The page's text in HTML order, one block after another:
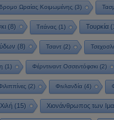
Ωραίας Κοιμωμένης (3)
(8) Τιτάνας (1) Τουρκία
(8) Τσαντ(2)
(1) Φέρντιναντ Οσσεντόφσκι(2)
(2) Φινλανδία(4)
Χιλή (15) Χιονάνθρωπος των